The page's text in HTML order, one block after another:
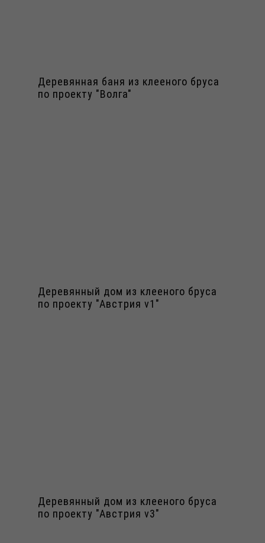
Деревянная баня из клееного бруса
по проекту "Волга"
Деревянный дом из клееного бруса
по проекту "Австрия v1"
Деревянный дом из клееного бруса
по проекту "Австрия v3"